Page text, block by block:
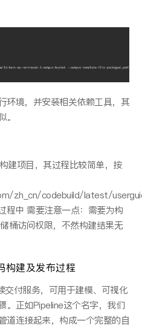
环境，并安装相关依赖工具，其
。
建项⽬，其过程⽐较简单，按
zh_cn/codebuild/latest/
程中 需要注意⼀点：需要为构
桶访问权限，不然构建结果⽆
构建及发布过程
交付服务，可⽤于建模、可视化
。正如Pipeline这个名字，我们
道连接起来，构成⼀个完整的⾃